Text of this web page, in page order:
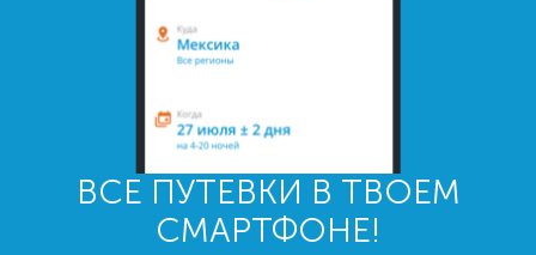
ВСЕ ПУТЕВКИ В ТВОЕМ
СМАРТФОНЕ!